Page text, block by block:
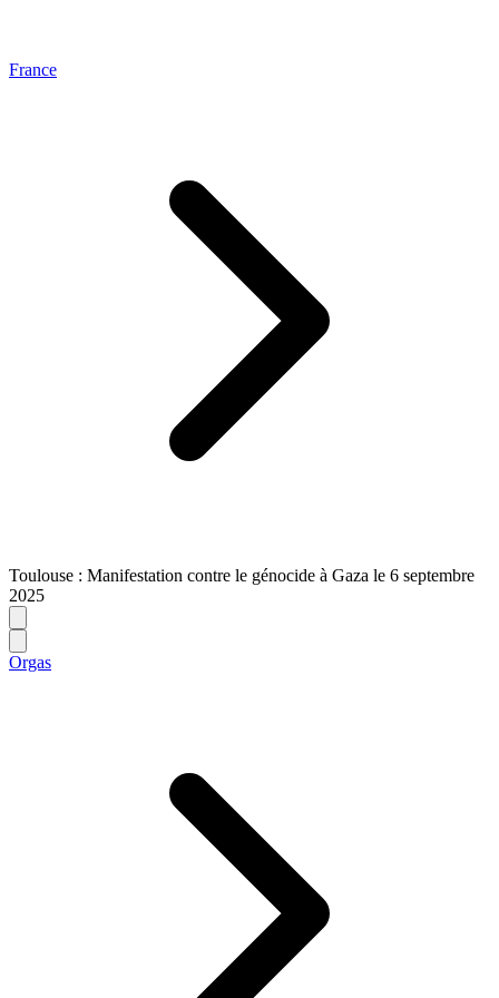
France
Toulouse : Manifestation contre le génocide à Gaza le 6 septembre
2025
Orgas